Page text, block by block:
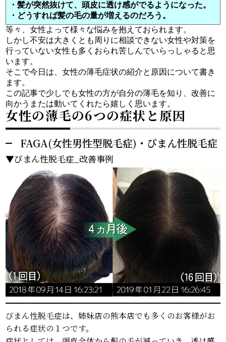
・髪が突然抜けて、頭皮に透け感がでるようになった。
・どうすれば髪の毛の量が増えるのだろう。
等々、女性よって様々な悩みを抱えておられます。
しかし不安は大きくとも周りに相談できない女性や対策を
行っていない女性も多くおられ苦しんでいらっしゃると思
います。
そこで今日は、女性の薄毛症状の紹介と原因について書き
ます。
この記事で少しでも女性の方が自分の薄毛を知り、改善に
向かうまたは動いてくれたら嬉しく思います。
女性の薄毛の6つの症状と原因
FAGA(女性男性型脱毛症)・びまん性脱毛症
▼びまん性脱毛症_改善事例
びまん性脱毛症は、姉妹店の熊本店でも多くのお客様がお
られる症状の１つです。